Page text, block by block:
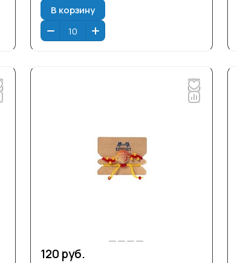
В корзину
120 руб.